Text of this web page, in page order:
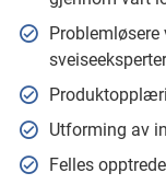
sveiseeksperter
Utforming av
Felles